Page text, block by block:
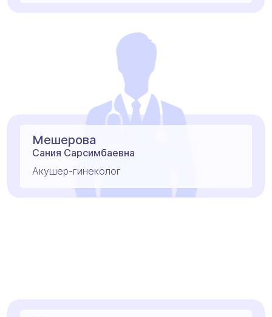
Мешерова
Сания Сарсимбаевна
Акушер-гинеколог